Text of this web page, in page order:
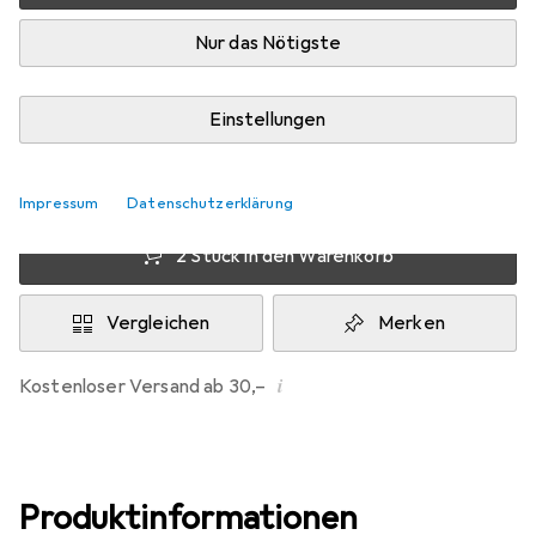
Nur das Nötigste
Einstellungen
Impressum Datenschutzerklärung
Mehr als 10 Stück an Lager beim Lieferanten
Lieferort angeben für genaue Lieferzeit
EUR
15,83
EUR
14,92
3 Stück
EUR
14,50
EUR
14,05
2 Stück in den Warenkorb
Vergleichen Merken
Kostenloser Versand ab 30,– i
Produktinformationen